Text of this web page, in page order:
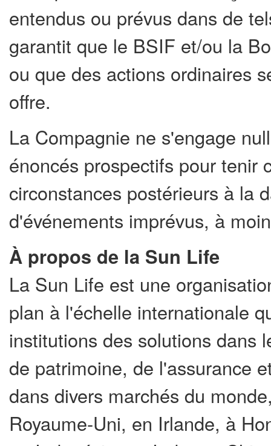
entendus ou prévus dans de
garantit que le BSIF et/ou la
ou que des actions ordinaires
offre.
La Compagnie ne s'engage
énoncés prospectifs pour tenir
circonstances postérieurs à la
d'événements imprévus, à
À propos de la Sun Life
La Sun Life est une
plan à l'échelle internationale
institutions des solutions dans
de patrimoine, de l'assurance
dans divers marchés du
Royaume-Uni, en Irlande, à